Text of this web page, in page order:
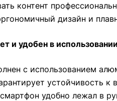
контент
дизайн и
и удобен в использовании
с использованием
устойчивость
удобно лежал в